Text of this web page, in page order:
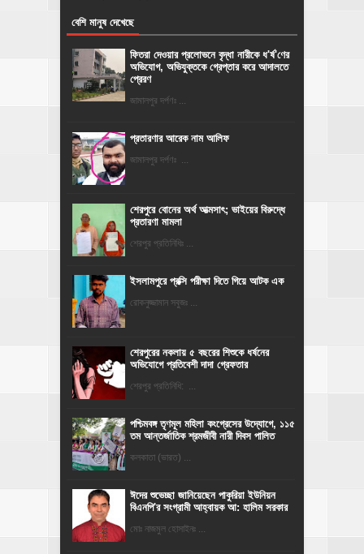
বেশি মানুষ দেখেছে
ফিতরা দেওয়ার প্রলোভনে বৃদ্ধা নারীকে ধ'র্ষ'ণের
অভিযোগ, অভিযুক্তকে গ্রেপ্তার করে আদালতে
প্রেরণ
জামালপুর দর্পণঃ ...
প্রতারণার আরেক নাম আলিফ
জামালপুর দর্পণঃ ...
শেরপুরে বোনের অর্থ আত্মসাৎ; ভাইয়ের বিরুদ্ধে
প্রতারণা মামলা
শেরপুর প্রতিনিধিঃ ...
ইসলামপুরে প্রক্সি পরীক্ষা দিতে গিয়ে আটক এক
রোকনুজ্জামান সবুজঃ ...
শেরপুরের নকলায় ৫ বছরের শিশুকে ধর্ষনের
অভিযোগে প্রতিবেশী দাদা গ্রেফতার
শেরপুর প্রতিনিধি: ...
পশ্চিমবঙ্গ তৃণমূল মহিলা কংগ্রেসের উদ্যোগে, ১১৫
তম আন্তর্জাতিক শ্রমজীবী নারী দিবস পালিত
কলকাতা (ভারত) ...
ঈদের শুভেচ্ছা জানিয়েছেন পাকুরিয়া ইউনিয়ন
বিএনপি'র সংগ্রামী আহ্বায়ক আ: হালিম সরকার
মোঃ নাজমুল হোসাইনঃ ...